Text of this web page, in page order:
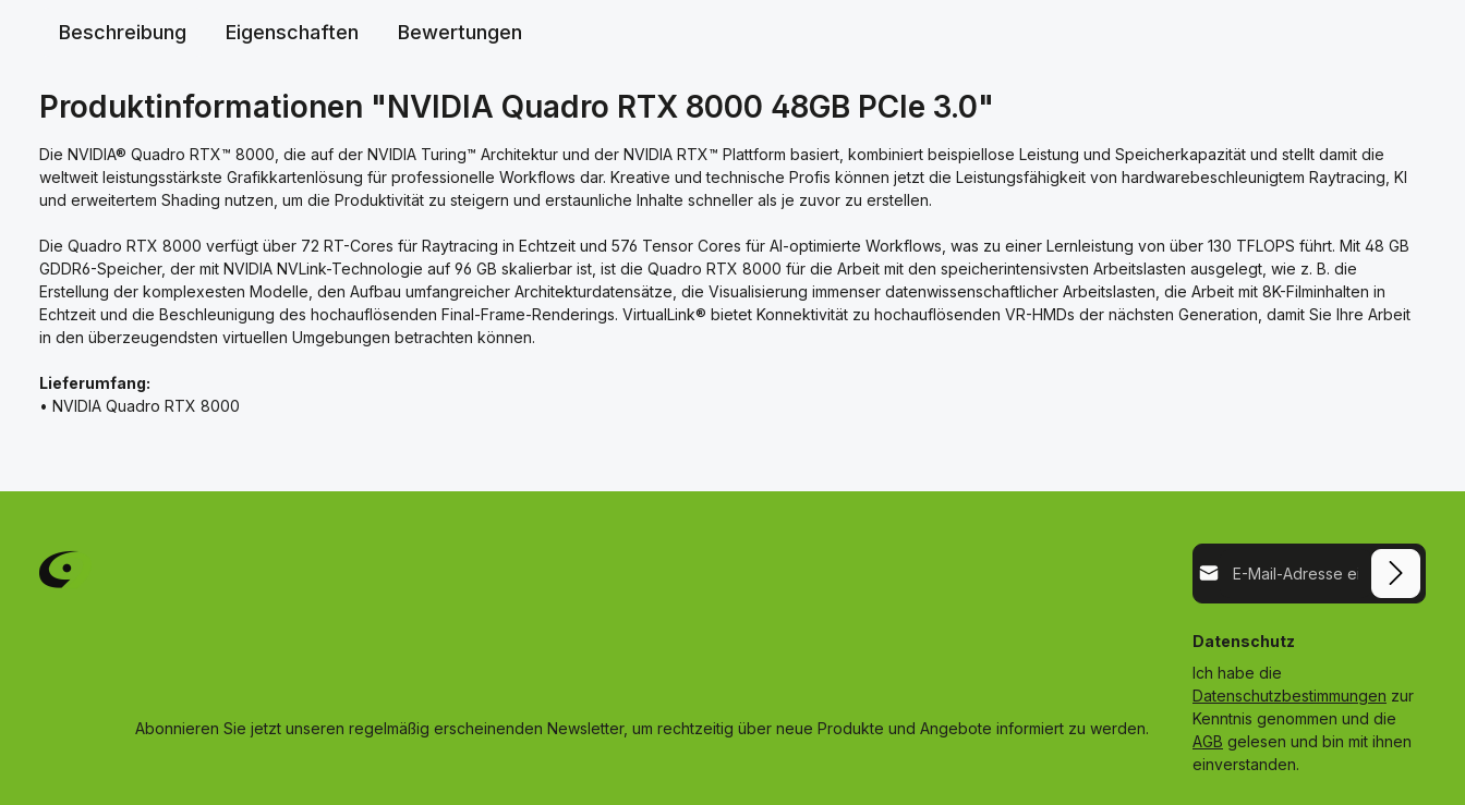
Beschreibung Eigenschaften Bewertungen
Produktinformationen "NVIDIA Quadro RTX 8000 48GB PCIe 3.0"
Die NVIDIA® Quadro RTX™ 8000, die auf der NVIDIA Turing™ Architektur und der NVIDIA RTX™ Plattform basiert, kombiniert beispiellose Leistung und Speicherkapazität und stellt damit die
weltweit leistungsstärkste Grafikkartenlösung für professionelle Workflows dar. Kreative und technische Profis können jetzt die Leistungsfähigkeit von hardwarebeschleunigtem Raytracing, KI
und erweitertem Shading nutzen, um die Produktivität zu steigern und erstaunliche Inhalte schneller als je zuvor zu erstellen.
Die Quadro RTX 8000 verfügt über 72 RT-Cores für Raytracing in Echtzeit und 576 Tensor Cores für AI-optimierte Workflows, was zu einer Lernleistung von über 130 TFLOPS führt. Mit 48 GB
GDDR6-Speicher, der mit NVIDIA NVLink-Technologie auf 96 GB skalierbar ist, ist die Quadro RTX 8000 für die Arbeit mit den speicherintensivsten Arbeitslasten ausgelegt, wie z. B. die
Erstellung der komplexesten Modelle, den Aufbau umfangreicher Architekturdatensätze, die Visualisierung immenser datenwissenschaftlicher Arbeitslasten, die Arbeit mit 8K-Filminhalten in
Echtzeit und die Beschleunigung des hochauflösenden Final-Frame-Renderings. VirtualLink® bietet Konnektivität zu hochauflösenden VR-HMDs der nächsten Generation, damit Sie Ihre Arbeit
in den überzeugendsten virtuellen Umgebungen betrachten können.
Lieferumfang:
• NVIDIA Quadro RTX 8000
Abonnieren Sie jetzt unseren regelmäßig erscheinenden Newsletter, um rechtzeitig über neue Produkte und Angebote informiert zu werden.
E-Mail-Adresse*
Datenschutz
Ich habe die
Datenschutzbestimmungen zur
Kenntnis genommen und die
AGB gelesen und bin mit ihnen
einverstanden.